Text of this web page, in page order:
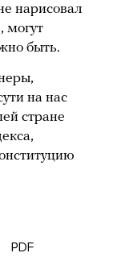
нарисовал
могут
быть.
на нас
стране
PDF